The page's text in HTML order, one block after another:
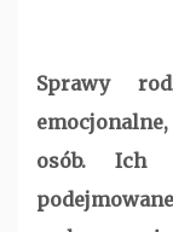
Sprawy
osób. Ich